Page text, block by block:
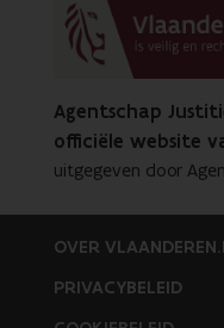
Agentschap
officiële website
uitgegeven door
OVER
PRIVACYBELEID